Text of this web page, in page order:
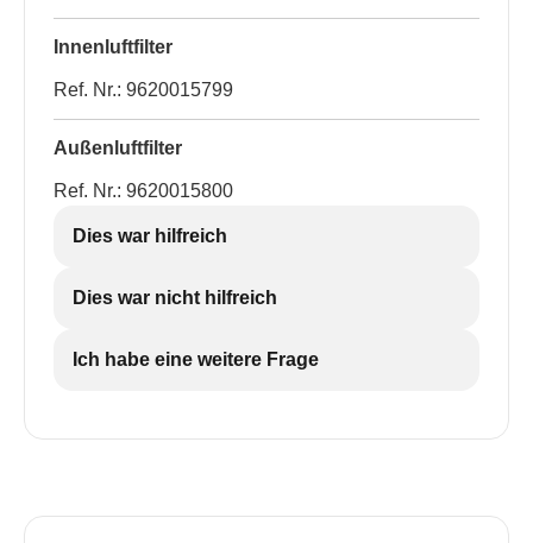
Innenluftfilter
Ref. Nr.: 9620015799
Außenluftfilter
Ref. Nr.: 9620015800
Dies war hilfreich
Dies war nicht hilfreich
Ich habe eine weitere Frage